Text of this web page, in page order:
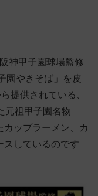
神甲子園球場監修
園やきそば」を皮
提供されている、
元祖甲子園名物
カップラーメン、カ
スしているのです